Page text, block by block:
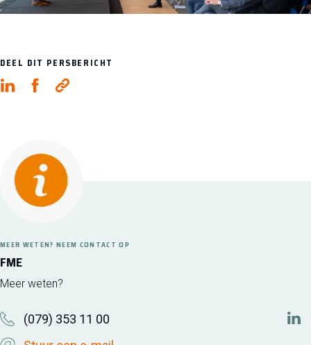
DEEL DIT PERSBERICHT
FME
MEER WETEN? NEEM CONTACT OP
Meer weten?
(079) 353 11 00